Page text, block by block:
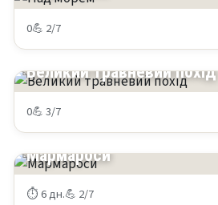
0💪 2/7
КРИМ
Великий травневий похід
0💪 3/7
КАРПАТИ
Мармароси
⏱ 6 дн.💪 2/7